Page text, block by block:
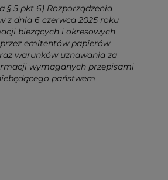
§ 5 pkt 6) Rozporządzenia
z dnia 6 czerwca 2025 roku
bieżących i okresowych
emitentów papierów
warunków uznawania za
wymaganych przepisami
państwem